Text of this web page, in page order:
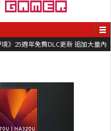
》25週年免費DLC更新 追加大量內